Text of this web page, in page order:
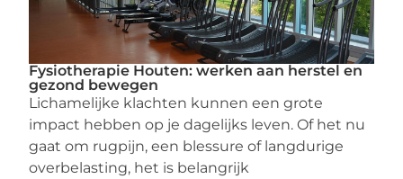
Fysiotherapie Houten: werken aan herstel en
gezond bewegen
Lichamelijke klachten kunnen een grote
impact hebben op je dagelijks leven. Of het nu
gaat om rugpijn, een blessure of langdurige
overbelasting, het is belangrijk